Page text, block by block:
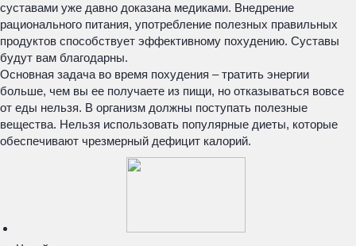
суставами уже давно доказана медиками. Внедрение
рационального питания, употребление полезных правильных
продуктов способствует эффективному похудению. Суставы
будут вам благодарны.
Основная задача во время похудения – тратить энергии
больше, чем вы ее получаете из пищи, но отказываться вовсе
от еды нельзя. В организм должны поступать полезные
вещества. Нельзя использовать популярные диеты, которые
обеспечивают чрезмерный дефицит калорий.